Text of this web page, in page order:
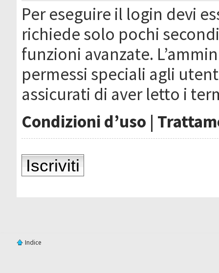
Per eseguire il login devi
richiede solo pochi
funzioni avanzate.
permessi speciali agli
assicurati di aver letto i
Condizioni d’uso |
Iscriviti
Indice